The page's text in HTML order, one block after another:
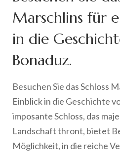
Marschlins für
in die
Bonaduz.
Besuchen Sie das Schloss
Einblick in die Geschichte
imposante Schloss, das
Landschaft thront, bietet
Möglichkeit, in die reiche